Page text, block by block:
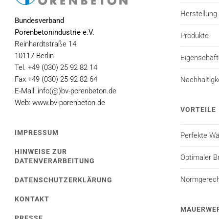
Bundesverband
Porenbetonindustrie e.V.
Reinhardtstraße 14
10117 Berlin
Tel. +49 (030) 25 92 82 14
Fax +49 (030) 25 92 82 64
E-Mail: info(@)bv-porenbeton.de
Web: www.bv-porenbeton.de
IMPRESSUM
HINWEISE ZUR
DATENVERARBEITUNG
DATENSCHUTZERKLÄRUNG
KONTAKT
Herstellung
Produkte
VORTEILE
Perfekte
Optimaler